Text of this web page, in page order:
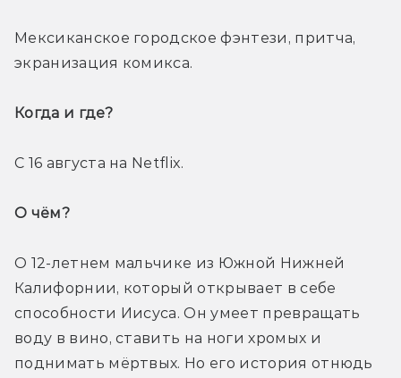
Мексиканское городское фэнтези, притча,
экранизация комикса.
Когда и где?
С 16 августа на Netflix.
О чём?
О 12-летнем мальчике из Южной Нижней
Калифорнии, который открывает в себе
способности Иисуса. Он умеет превращать
воду в вино, ставить на ноги хромых и
поднимать мёртвых. Но его история отнюдь